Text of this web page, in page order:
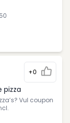
+0
pizza
Vul coupon